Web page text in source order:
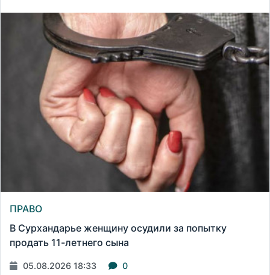
ПРАВО
В Сурхандарье женщину осудили за попытку
продать 11-летнего сына
05.08.2026 18:33 0